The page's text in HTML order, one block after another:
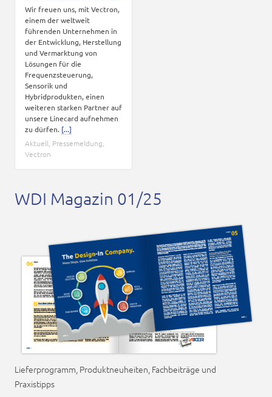
Wir freuen uns, mit Vectron,
einem der weltweit
führenden Unternehmen in
der Entwicklung, Herstellung
und Vermarktung von
Lösungen für die
Frequenzsteuerung,
Sensorik und
Hybridprodukten, einen
weiteren starken Partner auf
unsere Linecard aufnehmen
zu dürfen. [...]
Aktuell Pressemeldung
Vectron
WDI Magazin 01/25
Lieferprogramm, Produktneuheiten, Fachbeiträge und
Praxistipps